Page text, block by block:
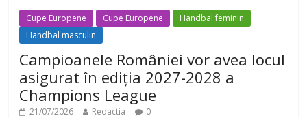
Cupe Europene Cupe Europene
Handbal feminin
Handbal masculin
Campioanele României vor avea locul
asigurat în ediția 2027-2028 a
Champions League
21/07/2026 Redactia 0